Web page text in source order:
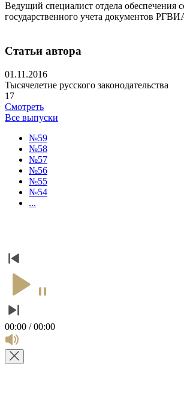
Ведущий специалист отдела обеспечения
государственного учета документов
Статьи автора
01.11.2016
Тысячелетие русского законодательства
17
Смотреть
Все выпуски
№59
№58
№57
№56
№55
№54
...
00:00 / 00:00